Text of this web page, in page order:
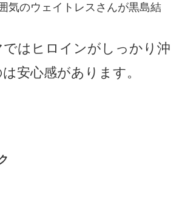
気のウェイトレスさんが黒島結
はヒロインがしっかり沖
安心感があります。